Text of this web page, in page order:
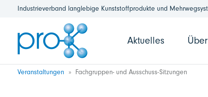
Industrieverband langlebige Kunststoffprodukte und
Aktuelles
Veranstaltungen Fachgruppen- und Ausschuss-Sitzungen